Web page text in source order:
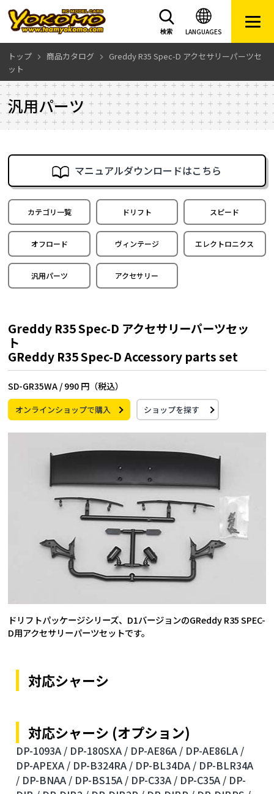
LANGUAGES
検索
トップ 商品カタログ
Greddy R35 Spec-D アクセサリーパーツセ
ット
汎用パーツ
マニュアルダウンロードはこちら
カテゴリ一覧 ドリフト スピード
オフロード ヴィンテージ エレクトロニクス
汎用パーツ アクセサリー
Greddy R35 Spec-D アクセサリーパーツセッ
ト
GReddy R35 Spec-D Accessory parts set
SD-GR35WA / 990 円（税込）
オンラインショップで購入 ショップを探す
ドリフトパッケージシリーズ、D1バージョンのGReddy R35 SPEC-
D用アクセサリーパーツセットです。
対応シャーシ
対応シャーシ (オプション)
DP-1093A / DP-180SXA / DP-AE86A / DP-AE86LA /
DP-APEXA / DP-B324RA / DP-BL34DA / DP-BLR34A
/ DP-BNAA / DP-BS15A / DP-C33A / DP-C35A / DP-